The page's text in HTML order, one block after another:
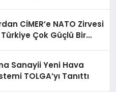
CİMER’e NATO Zirvesi
Çok Güçlü Bir
Sanayii Yeni Hava
TOLGA’yı Tanıttı